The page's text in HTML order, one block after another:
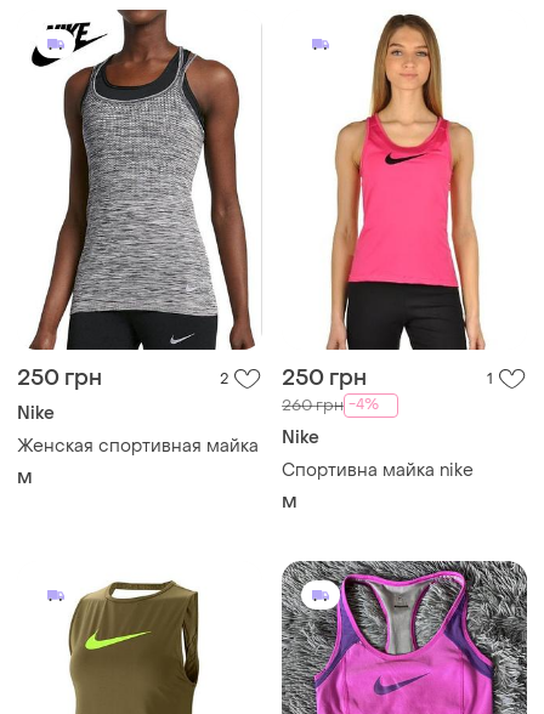
250 грн 2
Nike
Женская спортивная майка
M
250 грн 1
260 грн -4%
Nike
Спортивна майка nike
M